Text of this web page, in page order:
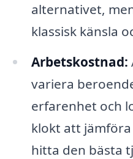
alternativet,
klassisk känsla
Arbetskostnad:
variera
erfarenhet och
klokt att
hitta den bästa